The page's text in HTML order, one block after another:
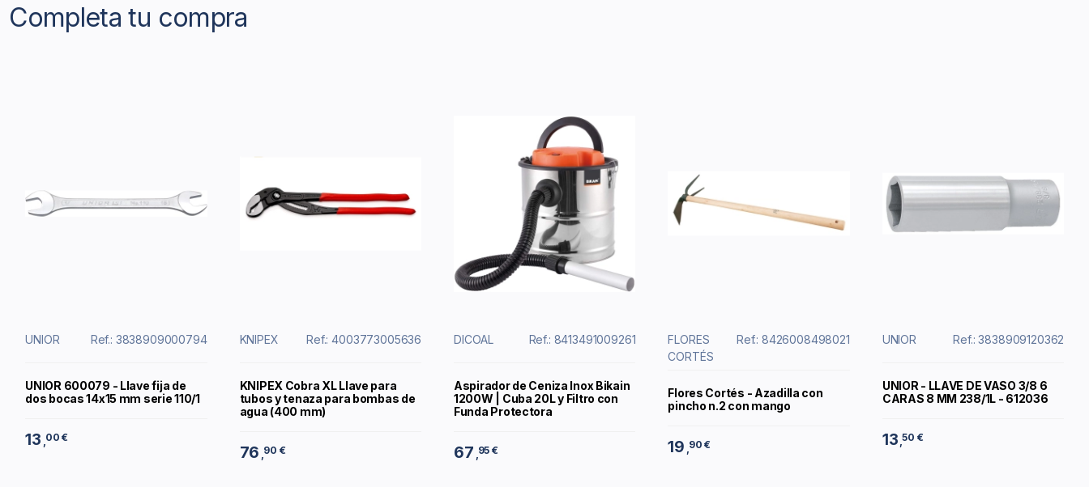
Completa tu compra
UNIOR Ref.: 3838909000794
UNIOR 600079 - Llave fija de
dos bocas 14x15 mm serie 110/1
13 ,00 €
KNIPEX Ref.: 4003773005636
KNIPEX Cobra XL Llave para
tubos y tenaza para bombas de
agua (400 mm)
76 ,90 €
DICOAL Ref.: 8413491009261
Aspirador de Ceniza Inox Bikain
1200W | Cuba 20L y Filtro con
Funda Protectora
67 ,95 €
FLORES
CORTÉS
Ref.: 8426008498021
Flores Cortés - Azadilla con
pincho n.2 con mango
19 ,90 €
UNIOR Ref.: 3838909120362
UNIOR - LLAVE DE VASO 3/8 6
CARAS 8 MM 238/1L - 612036
13 ,50 €